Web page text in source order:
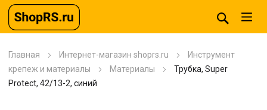
Главная Интернет-магазин shoprs.ru
Инструмент
крепеж и материалы
Материалы
Трубка, Super
Protect, 42/13-2, синий